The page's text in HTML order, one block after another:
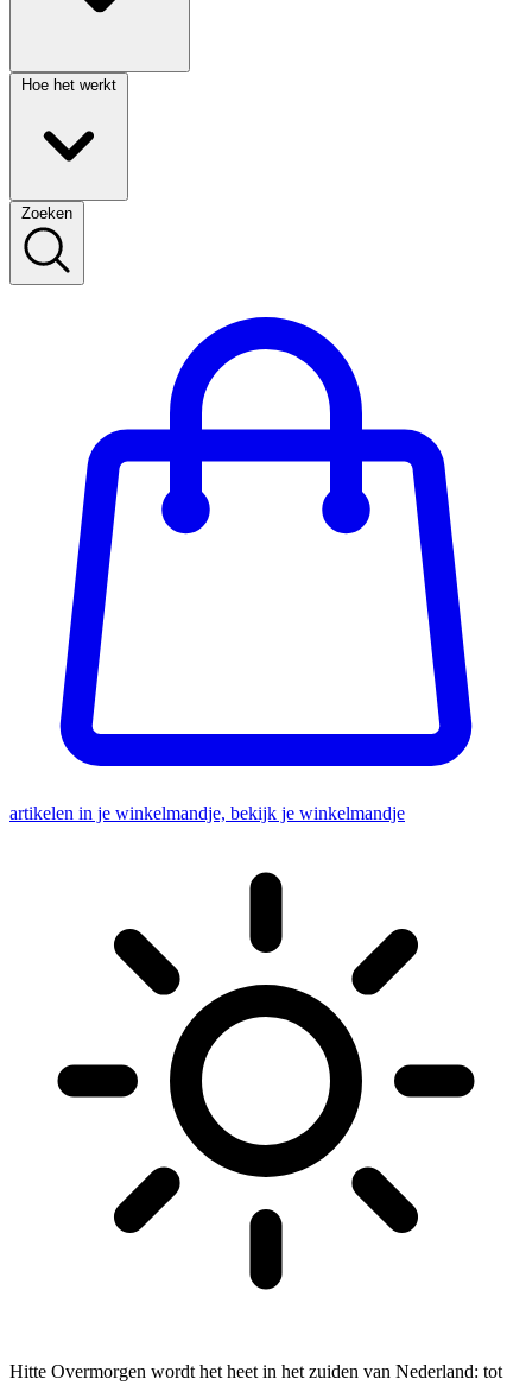
Hoe het werkt
Zoeken
artikelen in je winkelmandje, bekijk je winkelmandje
Hitte Overmorgen wordt het heet in het zuiden van Nederland: tot